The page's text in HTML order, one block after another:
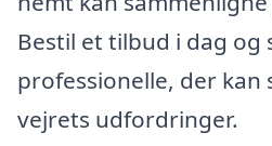
Bestil et tilbud i dag og
professionelle, der kan
vejrets udfordringer.